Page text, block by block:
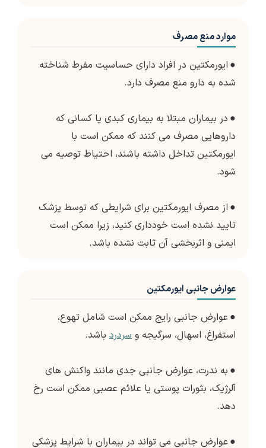
موارد منع مصرف
● ایورمکتین در افراد دارای حساسیت مفرط شناخته
شده به دارو منع مصرف دارد.
● در بیماران مبتلا به بیماری کبدی یا کسانی که
داروهایی مصرف می کنند که ممکن است با
ایورمکتین تداخل داشته باشند، احتیاط توصیه می
شود.
● از مصرف ایورمکتین برای شرایطی که توسط پزشک
تایید نشده است خودداری کنید، زیرا ممکن است
ایمنی و اثربخشی آن ثابت نشده باشد.
عوارض جانبی ایورمکتین
●عوارض جانبی رایج ممکن است شامل تهوع،
استفراغ، اسهال، سرگیجه و سردرد باشد.
● به ندرت، عوارض جانبی جدی مانند واکنش های
آلرژیک، بثورات پوستی یا علائم عصبی ممکن است رخ
دهد.
●عوارض جانبی می تواند در بیماران با شرایط پزشکی